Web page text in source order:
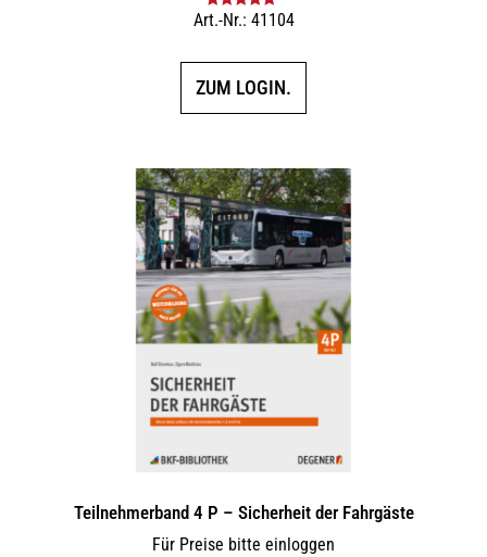
Bewertet mit
Art.-Nr.: 41104
ZUM LOGIN.
Teilnehmerband 4 P – Sicherheit der Fahrgäste
Für Preise bitte einloggen